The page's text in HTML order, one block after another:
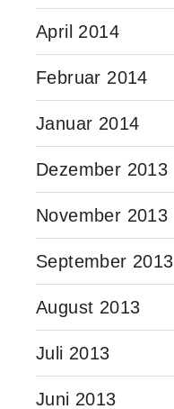
April 2014
Februar 2014
Januar 2014
Dezember 2013
November 2013
September 2013
August 2013
Juli 2013
Juni 2013